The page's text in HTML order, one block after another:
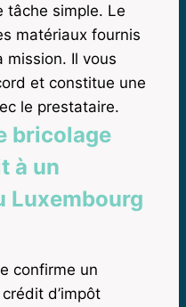
tâche simple. Le
matériaux fournis
mission. Il vous
et constitue une
le prestataire.
bricolage
à un
Luxembourg
confirme un
d’impôt